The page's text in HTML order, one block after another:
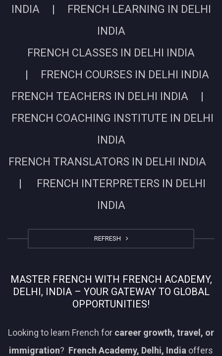
INDIA | FRENCH LEARNING IN DELHI
INDIA
FRENCH CLASSES IN DELHI INDIA
| FRENCH COURSES IN DELHI INDIA
FRENCH TEACHERS IN DELHI INDIA |
FRENCH COACHING INSTITUTE IN DELHI
INDIA
FRENCH TRANSLATORS IN DELHI INDIA
| FRENCH INTERPRETERS IN DELHI
INDIA
REFRESH
MASTER FRENCH WITH FRENCH ACADEMY,
DELHI, INDIA – YOUR GATEWAY TO GLOBAL
OPPORTUNITIES!
Looking to learn French for career growth, travel, or
immigration? French Academy, Delhi, India offers